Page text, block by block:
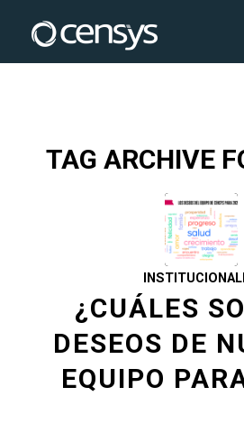
TAG ARCHIVE
¿CUÁLES
DESEOS DE
EQUIPO